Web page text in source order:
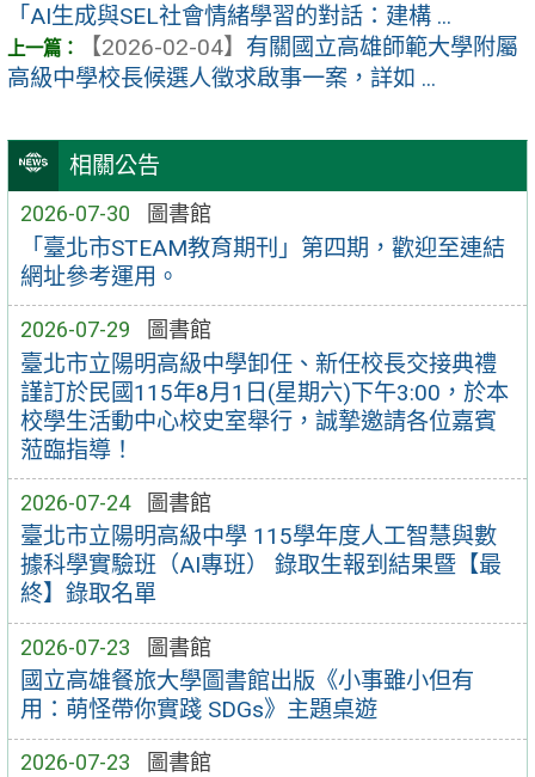
相關公告
2026-07-30 圖書館
「臺北市STEAM教育期刊」第四期，歡迎至連結
網址參考運用。
2026-07-29 圖書館
臺北市立陽明高級中學卸任、新任校長交接典禮
謹訂於民國115年8月1日(星期六)下午3:00，於本
校學生活動中心校史室舉行，誠摯邀請各位嘉賓
蒞臨指導！
2026-07-24 圖書館
臺北市立陽明高級中學 115學年度人工智慧與數
據科學實驗班（AI專班） 錄取生報到結果暨【最
終】錄取名單
2026-07-23 圖書館
國立高雄餐旅大學圖書館出版《小事雖小但有
用：萌怪帶你實踐 SDGs》主題桌遊
2026-07-23 圖書館
「AI生成與SEL社會情緒學習的對話：建構 ...
【2026-02-04】 有關國立高雄師範大學附屬
高級中學校長候選人徵求啟事一案，詳如 ...